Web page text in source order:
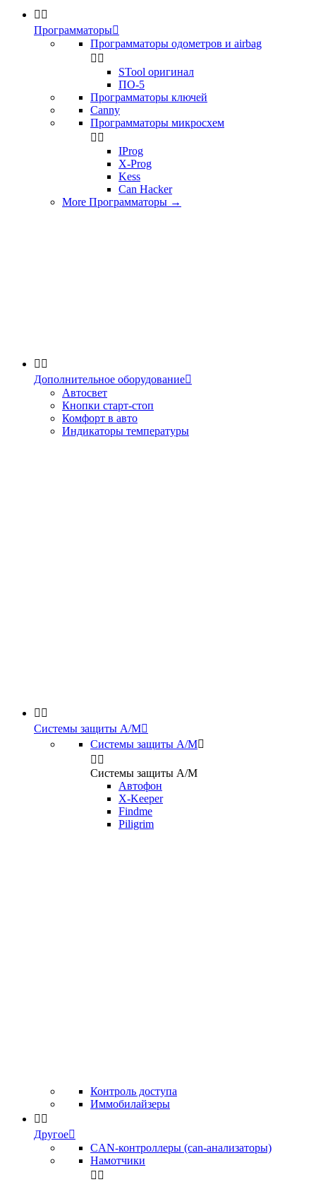
 
Программаторы
Программаторы одометров и airbag
 
STool оригинал
ПО-5
Программаторы ключей
Canny
Программаторы микросхем
 
IProg
X-Prog
Kess
Can Hacker
More Программаторы →
 
Дополнительное оборудование
Автосвет
Кнопки старт-стоп
Комфорт в авто
Индикаторы температуры
 
Системы защиты А/М
Системы защиты А/М
 
Системы защиты А/М
Автофон
X-Keeper
Findme
Piligrim
Контроль доступа
Иммобилайзеры
 
Другое
CAN-контроллеры (can-анализаторы)
Намотчики
 